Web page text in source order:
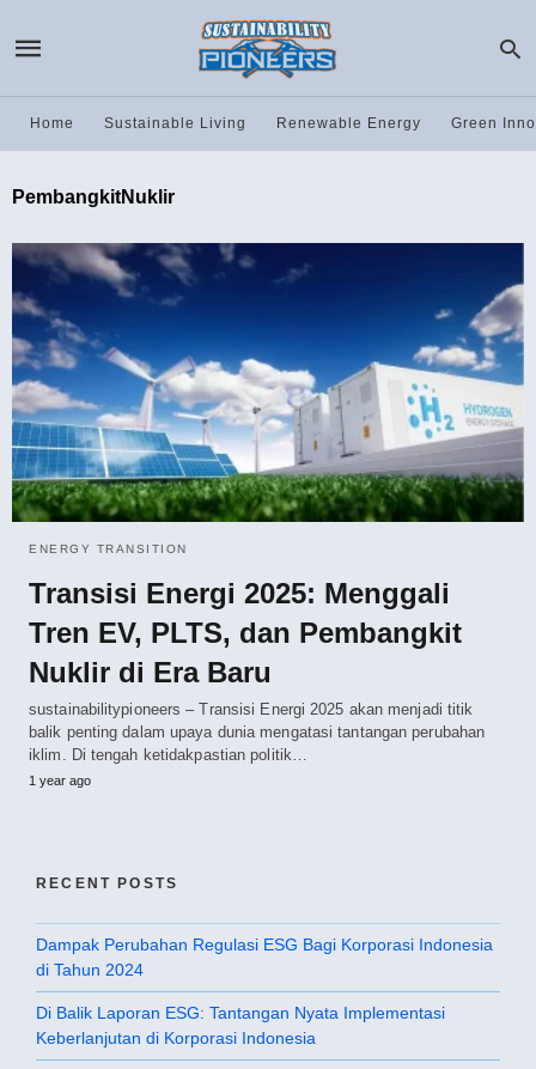
Home Sustainable Living Renewable Energy Green
PembangkitNuklir
ENERGY TRANSITION
Transisi Energi 2025: Menggali
Tren EV, PLTS, dan Pembangkit
Nuklir di Era Baru
sustainabilitypioneers – Transisi Energi 2025 akan menjadi titik
balik penting dalam upaya dunia mengatasi tantangan perubahan
iklim. Di tengah ketidakpastian politik…
1 year ago
RECENT POSTS
Dampak Perubahan Regulasi ESG Bagi Korporasi Indonesia
di Tahun 2024
Di Balik Laporan ESG: Tantangan Nyata Implementasi
Keberlanjutan di Korporasi Indonesia